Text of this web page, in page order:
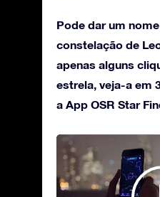
Pode dar um
constelação de
apenas alguns
estrela, veja-a em
a App OSR Star